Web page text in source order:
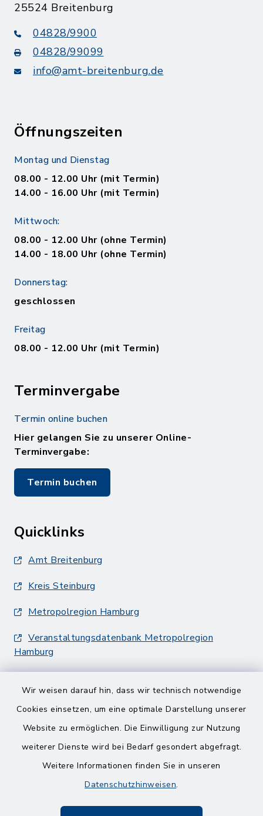
Wir weisen darauf hin, dass wir technisch notwendige
Cookies einsetzen, um eine optimale Darstellung unserer
Website zu ermöglichen. Die Einwilligung zur Nutzung
weiterer Dienste wird bei Bedarf gesondert abgefragt.
Weitere Informationen finden Sie in unseren
Datenschutzhinweisen.
25524 Breitenburg
04828/9900
04828/99099
info@amt-breitenburg.de
Öffnungszeiten
Montag und Dienstag
08.00 - 12.00 Uhr (mit Termin)
14.00 - 16.00 Uhr (mit Termin)
Mittwoch:
08.00 - 12.00 Uhr (ohne Termin)
14.00 - 18.00 Uhr (ohne Termin)
Donnerstag:
geschlossen
Freitag
08.00 - 12.00 Uhr (mit Termin)
Terminvergabe
Termin online buchen
Hier gelangen Sie zu unserer Online-
Terminvergabe:
Termin buchen
Quicklinks
Amt Breitenburg
Kreis Steinburg
Metropolregion Hamburg
Veranstaltungsdatenbank Metropolregion
Hamburg
Barrierefreiheit